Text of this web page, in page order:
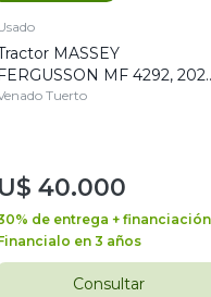
MASSEY
FERGUSSON MF 4292,
PATON
Tuerto
U$ 40.000
de entrega + financiación
en 3 años
Consultar